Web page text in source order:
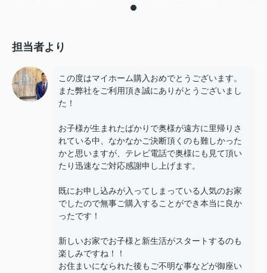
担当者より
この度はマイホーム購入おめでとうございます。
また弊社をご利用頂き誠にありがとうございまし
た！
お子様が生まれたばかりで奥様が遠方に里帰りさ
れている中、なかなかご決断頂くのも難しかった
かと思いますが、テレビ電話で奥様にも見て頂い
たり迅速なご対応感謝申し上げます。
既にお申し込みが入ってしまっている人気のお家
でしたので無事ご購入することができ本当に良か
ったです！
新しいお家でお子様と新生活がスタートするのも
楽しみですね！！
お住まいになられた後もご不明な事などが御座い